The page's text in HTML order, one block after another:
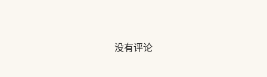
没有评论